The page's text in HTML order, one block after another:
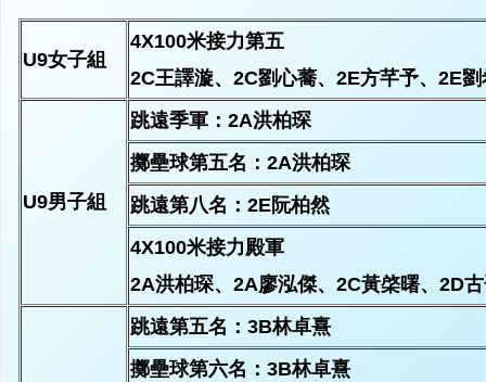
U9女子組
4X100米接力第五
2C王譯漩、2C劉心蕎、2E方芊予、2E劉
U9男子組
跳遠季軍：2A洪柏琛
擲壘球第五名：2A洪柏琛
跳遠第八名：2E阮柏然
4X100米接力殿軍
2A洪柏琛、2A廖泓傑、2C黃棨曙、2D
跳遠第五名：3B林卓熹
擲壘球第六名：3B林卓熹